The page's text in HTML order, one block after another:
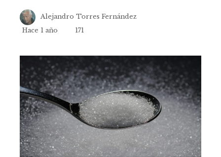
Alejandro Torres Fernández
Hace 1 año
171